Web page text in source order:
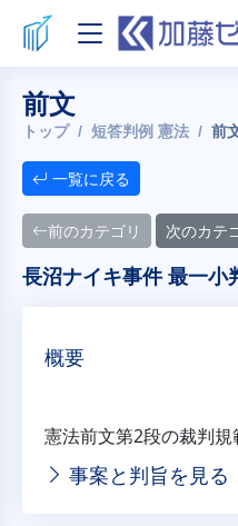
前文
トップ 短答判例 憲法 前
一覧に戻る
前のカテゴリ 次のカテ
長沼ナイキ事件 最一小
概要
憲法前文第2段の裁判規
事案と判旨を見る